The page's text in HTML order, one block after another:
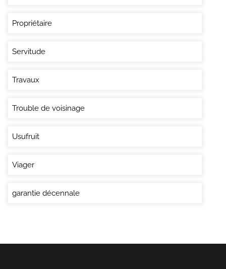
Propriétaire
Servitude
Travaux
Trouble de voisinage
Usufruit
Viager
garantie décennale